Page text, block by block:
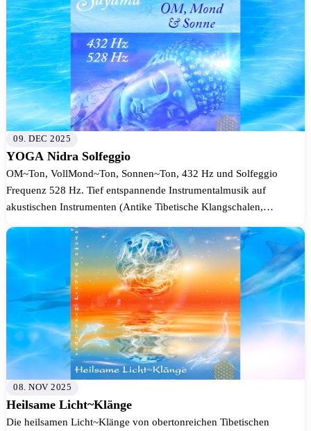
09. DEC 2025
YOGA Nidra Solfeggio
OM~Ton, VollMond~Ton, Sonnen~Ton, 432 Hz und Solfeggio
Frequenz 528 Hz. Tief entspannende Instrumentalmusik auf
akustischen Instrumenten (Antike Tibetische Klangschalen,
08. NOV 2025
Heilsame Licht~Klänge
Die heilsamen Licht~Klänge von obertonreichen Tibetischen